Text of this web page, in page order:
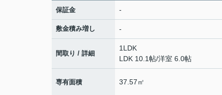
保証金 -
敷金積み増し -
間取り / 詳細
1LDK
LDK 10.1帖/洋室 6.0帖
専有面積 37.57㎡